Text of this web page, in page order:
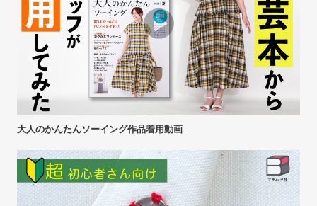
大人のかんたんソーイング作品着用動画